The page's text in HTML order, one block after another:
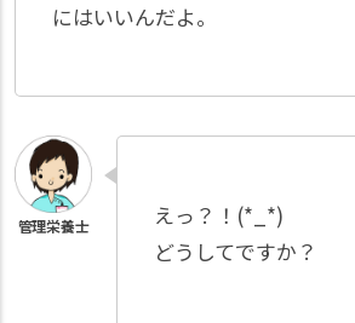
にはいいんだよ。
えっ？！(*_*)
どうしてですか？